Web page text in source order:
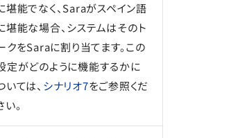
堪能でなく、Saraがスペイン語
堪能な場合、システムはそのト
クをSaraに割り当てます。この
定がどのように機能するかに
いては、 シナリオ7をご参照くだ
い。